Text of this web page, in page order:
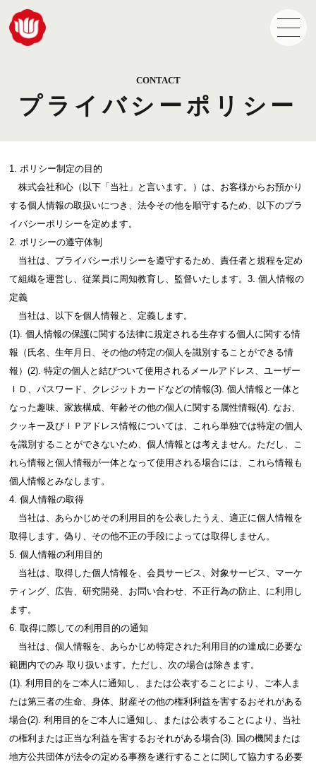
CONTACT
プライバシーポリシー
1. ポリシー制定の目的
株式会社和心（以下「当社」と言います。）は、お客様からお預かり
する個人情報の取扱いにつき、法令その他を順守するため、以下のプラ
イバシーポリシーを定めます。
2. ポリシーの遵守体制
当社は、プライバシーポリシーを遵守するため、責任者と規程を定め
て組織を運営し、従業員に周知教育し、監督いたします。3. 個人情報の
定義
当社は、以下を個人情報と、定義します。
(1). 個人情報の保護に関する法律に規定される生存する個人に関する情
報（氏名、生年月日、その他の特定の個人を識別することができる情
報）(2). 特定の個人と結びついて使用されるメールアドレス、ユーザー
ＩＤ、パスワード、クレジットカードなどの情報(3). 個人情報と一体と
なった趣味、家族構成、年齢その他の個人に関する属性情報(4). なお、
クッキー及びＩＰアドレス情報については、これら単独では特定の個人
を識別することができないため、個人情報とは考えません。ただし、こ
れら情報と個人情報が一体となって使用される場合には、これら情報も
個人情報とみなします。
4. 個人情報の取得
当社は、あらかじめその利用目的を公表したうえ、適正に個人情報を
取得します。偽り、その他不正の手段によっては取得しません。
5. 個人情報の利用目的
当社は、取得した個人情報を、会員サービス、対象サービス、マーケ
ティング、広告、研究開発、お問い合わせ、不正行為の防止、に利用し
ます。
6. 取得に際しての利用目的の通知
当社は、個人情報を、あらかじめ特定された利用目的の達成に必要な
範囲内でのみ 取り扱います。ただし、次の場合は除きます。
(1). 利用目的をご本人に通知し、または公表することにより、ご本人ま
たは第三者の生命、身体、財産その他の権利利益を害するおそれがある
場合(2). 利用目的をご本人に通知し、または公表することにより、当社
の権利または正当な利益を害するおそれがある場合(3). 国の機関または
地方公共団体が法令の定める事務を遂行することに関して協力する必要